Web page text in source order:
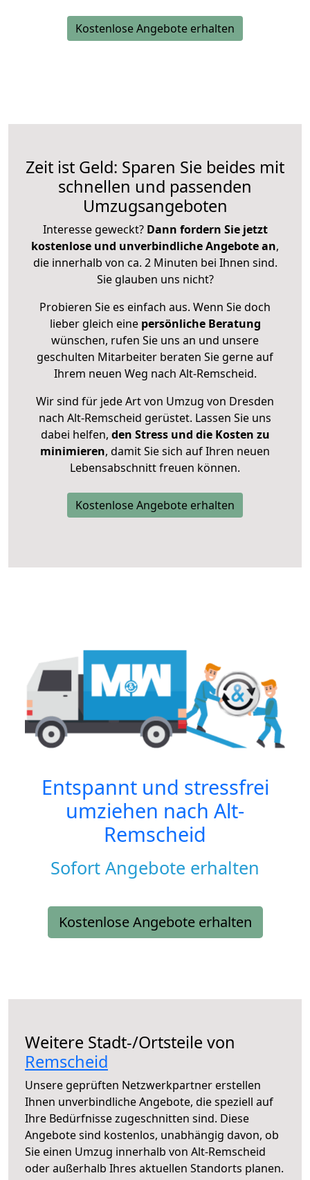
Kostenlose Angebote erhalten
Zeit ist Geld: Sparen Sie beides mit
schnellen und passenden
Umzugsangeboten
Interesse geweckt? Dann fordern Sie jetzt
kostenlose und unverbindliche Angebote an,
die innerhalb von ca. 2 Minuten bei Ihnen sind.
Sie glauben uns nicht?
Probieren Sie es einfach aus. Wenn Sie doch
lieber gleich eine persönliche Beratung
wünschen, rufen Sie uns an und unsere
geschulten Mitarbeiter beraten Sie gerne auf
Ihrem neuen Weg nach Alt-Remscheid.
Wir sind für jede Art von Umzug von Dresden
nach Alt-Remscheid gerüstet. Lassen Sie uns
dabei helfen, den Stress und die Kosten zu
minimieren, damit Sie sich auf Ihren neuen
Lebensabschnitt freuen können.
Kostenlose Angebote erhalten
Entspannt und stressfrei
umziehen nach Alt-
Remscheid
Sofort Angebote erhalten
Kostenlose Angebote erhalten
Weitere Stadt-/Ortsteile von
Remscheid
Unsere geprüften Netzwerkpartner erstellen
Ihnen unverbindliche Angebote, die speziell auf
Ihre Bedürfnisse zugeschnitten sind. Diese
Angebote sind kostenlos, unabhängig davon, ob
Sie einen Umzug innerhalb von Alt-Remscheid
oder außerhalb Ihres aktuellen Standorts planen.